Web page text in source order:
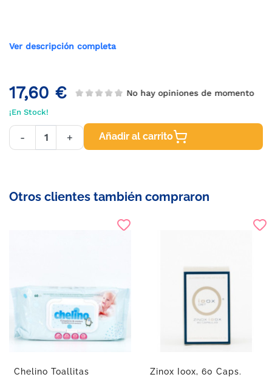
Ver descripción completa
17,60 € No hay opiniones de momento
¡En Stock!
- + Añadir al carrito
Otros clientes también compraron
Chelino Toallitas
Zinox Ioox, 60 Caps.